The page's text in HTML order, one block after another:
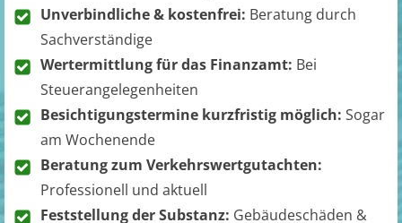
Unverbindliche & kostenfrei: Beratung durch
Sachverständige
Wertermittlung für das Finanzamt: Bei
Steuerangelegenheiten
Besichtigungstermine kurzfristig möglich: Sogar
am Wochenende
Beratung zum Verkehrswertgutachten:
Professionell und aktuell
Feststellung der Substanz: Gebäudeschäden &